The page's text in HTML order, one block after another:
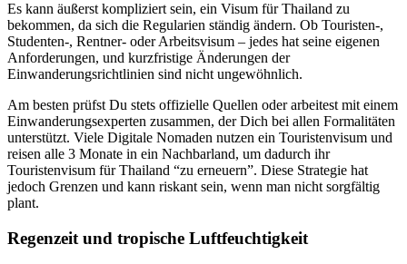
Es kann äußerst kompliziert sein, ein Visum für Thailand zu
bekommen, da sich die Regularien ständig ändern. Ob Touristen-,
Studenten-, Rentner- oder Arbeitsvisum – jedes hat seine eigenen
Anforderungen, und kurzfristige Änderungen der
Einwanderungsrichtlinien sind nicht ungewöhnlich.
Am besten prüfst Du stets offizielle Quellen oder arbeitest mit einem
Einwanderungsexperten zusammen, der Dich bei allen Formalitäten
unterstützt. Viele Digitale Nomaden nutzen ein Touristenvisum und
reisen alle 3 Monate in ein Nachbarland, um dadurch ihr
Touristenvisum für Thailand “zu erneuern”. Diese Strategie hat
jedoch Grenzen und kann riskant sein, wenn man nicht sorgfältig
plant.
Regenzeit und tropische Luftfeuchtigkeit